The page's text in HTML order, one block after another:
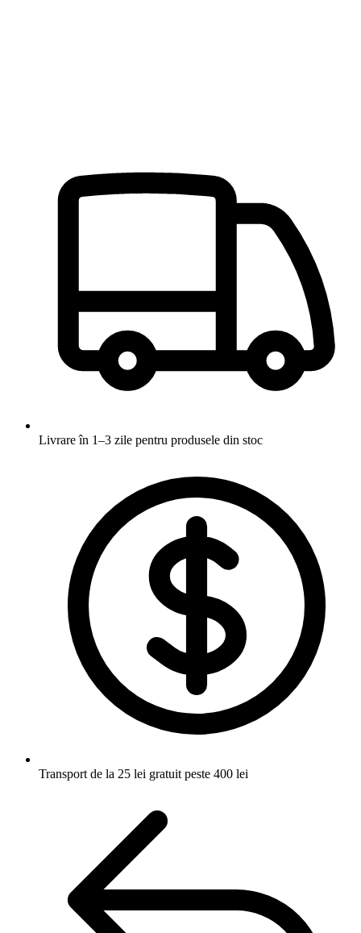
Livrare în 1–3 zile pentru produsele din stoc
Transport de la 25 lei gratuit peste 400 lei